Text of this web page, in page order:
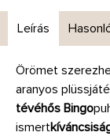
Leírás
Örömet
aranyos
tévéhős Bingo
ismert